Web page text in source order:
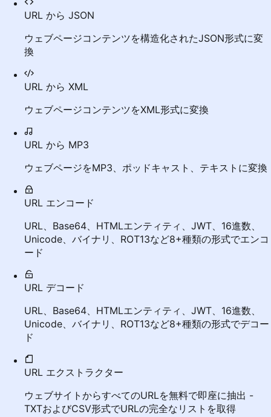
URL から JSON
ウェブページコンテンツを構造化されたJSON形式に変
換
URL から XML
ウェブページコンテンツをXML形式に変換
URL から MP3
ウェブページをMP3、ポッドキャスト、テキストに変換
URL エンコード
URL、Base64、HTMLエンティティ、JWT、16進数、
Unicode、バイナリ、ROT13など8+種類の形式でエンコ
ード
URL デコード
URL、Base64、HTMLエンティティ、JWT、16進数、
Unicode、バイナリ、ROT13など8+種類の形式でデコー
ド
URL エクストラクター
ウェブサイトからすべてのURLを無料で即座に抽出 -
TXTおよびCSV形式でURLの完全なリストを取得